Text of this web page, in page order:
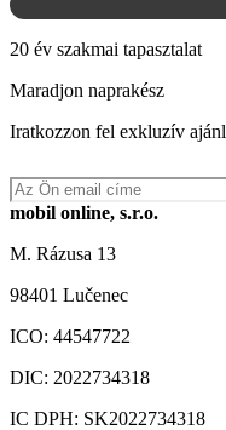
20 év szakmai tapasztalat
Maradjon naprakész
Iratkozzon fel exkluzív
mobil online, s.r.o.
M. Rázusa 13
98401 Lučenec
ICO: 44547722
DIC: 2022734318
IC DPH: SK2022734318